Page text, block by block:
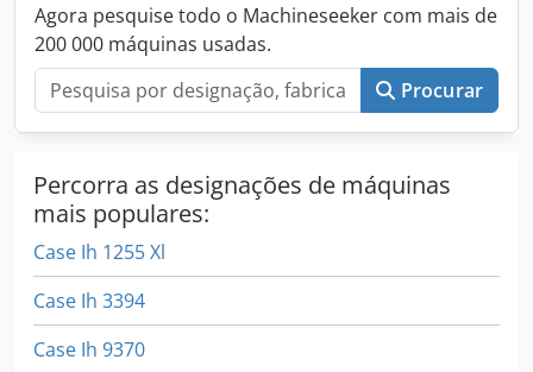
Agora pesquise todo o Machineseeker com mais de
200 000 máquinas usadas.
Procurar
Percorra as designações de máquinas
mais populares:
Case Ih 1255 Xl
Case Ih 3394
Case Ih 9370